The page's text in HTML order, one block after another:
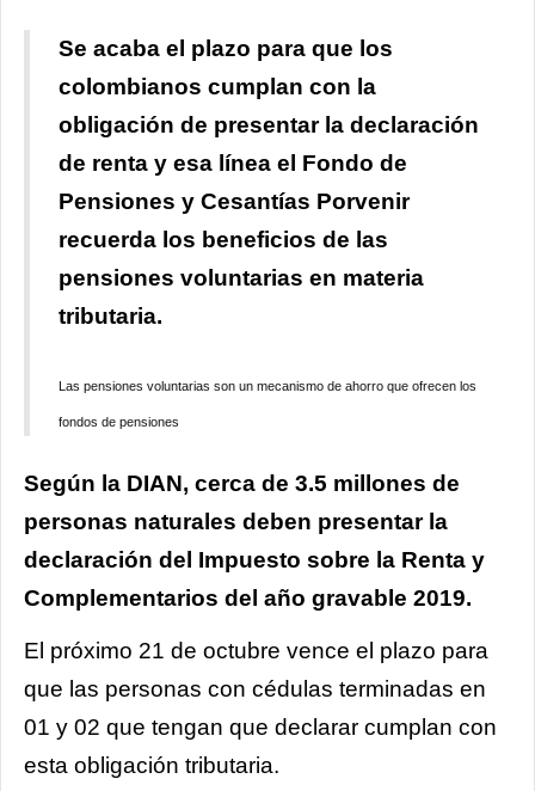
Se acaba el plazo para que los
colombianos cumplan con la
obligación de presentar la declaración
de renta y esa línea el Fondo de
Pensiones y Cesantías Porvenir
recuerda los beneficios de las
pensiones voluntarias en materia
tributaria.
Las pensiones voluntarias son un mecanismo de ahorro que ofrecen los
fondos de pensiones
Según la DIAN, cerca de 3.5 millones de
personas naturales deben presentar la
declaración del Impuesto sobre la Renta y
Complementarios del año gravable 2019.
El próximo 21 de octubre vence el plazo para
que las personas con cédulas terminadas en
01 y 02 que tengan que declarar cumplan con
esta obligación tributaria.